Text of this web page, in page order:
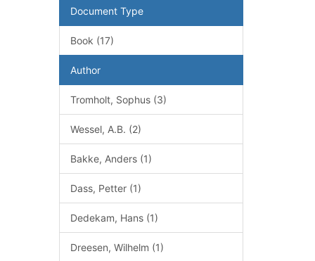
Document Type
Book (17)
Author
Tromholt, Sophus (3)
Wessel, A.B. (2)
Bakke, Anders (1)
Dass, Petter (1)
Dedekam, Hans (1)
Dreesen, Wilhelm (1)